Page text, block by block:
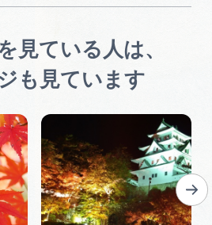
見ている人は、
も見ています